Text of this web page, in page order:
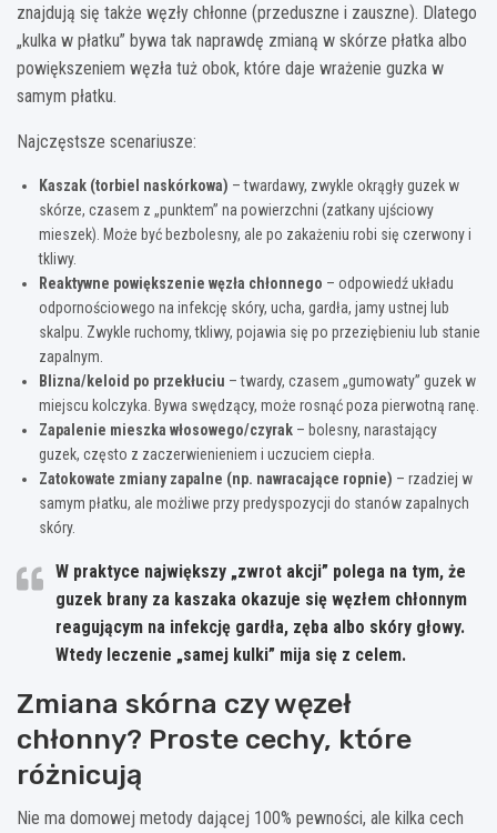
znajdują się także węzły chłonne (przeduszne i zauszne). Dlatego
„kulka w płatku” bywa tak naprawdę zmianą w skórze płatka albo
powiększeniem węzła tuż obok, które daje wrażenie guzka w
samym płatku.
Najczęstsze scenariusze:
Kaszak (torbiel naskórkowa) – twardawy, zwykle okrągły guzek w
skórze, czasem z „punktem” na powierzchni (zatkany ujściowy
mieszek). Może być bezbolesny, ale po zakażeniu robi się czerwony i
tkliwy.
Reaktywne powiększenie węzła chłonnego – odpowiedź układu
odpornościowego na infekcję skóry, ucha, gardła, jamy ustnej lub
skalpu. Zwykle ruchomy, tkliwy, pojawia się po przeziębieniu lub stanie
zapalnym.
Blizna/keloid po przekłuciu – twardy, czasem „gumowaty” guzek w
miejscu kolczyka. Bywa swędzący, może rosnąć poza pierwotną ranę.
Zapalenie mieszka włosowego/czyrak – bolesny, narastający
guzek, często z zaczerwienieniem i uczuciem ciepła.
Zatokowate zmiany zapalne (np. nawracające ropnie) – rzadziej w
samym płatku, ale możliwe przy predyspozycji do stanów zapalnych
skóry.
W praktyce największy „zwrot akcji” polega na tym, że
guzek brany za kaszaka okazuje się węzłem chłonnym
reagującym na infekcję gardła, zęba albo skóry głowy.
Wtedy leczenie „samej kulki” mija się z celem.
Zmiana skórna czy węzeł
chłonny? Proste cechy, które
różnicują
Nie ma domowej metody dającej 100% pewności, ale kilka cech